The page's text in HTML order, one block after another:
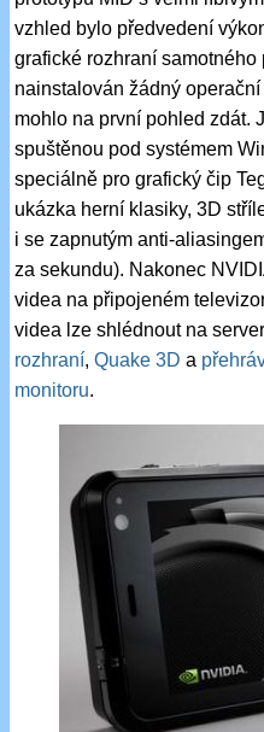
vzhled bylo předvedení
grafické rozhraní samotného
nainstalován žádný
mohlo na první pohled zdát.
spuštěnou pod systémem
speciálně pro grafický čip
ukázka herní klasiky, 3D
i se zapnutým anti-
za sekundu). Nakonec
videa na připojeném
videa lze shlédnout na
rozhraní,Quake 3D a
monitoru.